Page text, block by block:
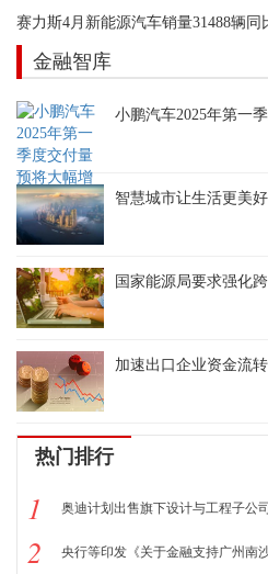
赛力斯4月新能源汽车销量31488辆同
金融智库
小鹏汽车2025年第一
智慧城市让生活更美
国家能源局要求强化
加速出口企业资金流
热门排行
1 奥迪计划出售旗下设计与工程子公
2 央行等印发《关于金融支持广州南